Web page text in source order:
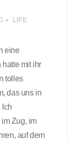
LIFE
eine
mit ihr
tolles
das uns in
Zug, im
auf dem